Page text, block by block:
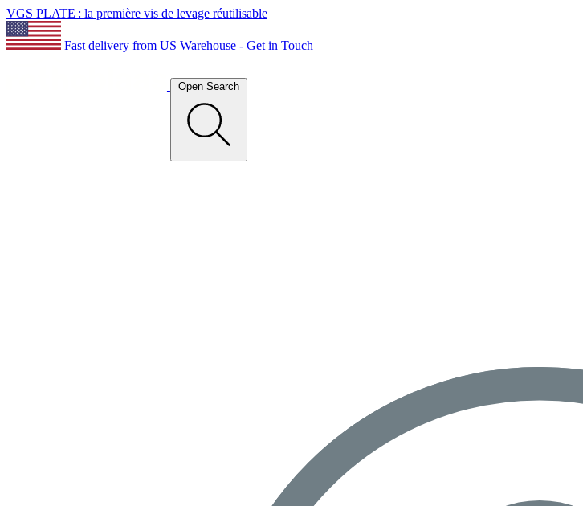
VGS PLATE : la première vis de levage réutilisable
Fast delivery from US Warehouse - Get in Touch
Open Search